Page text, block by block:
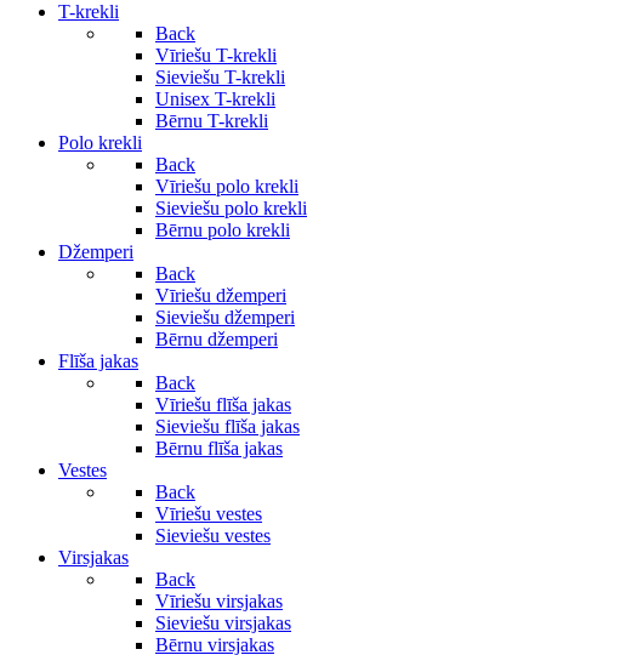
T-krekli
Back
Vīriešu T-krekli
Sieviešu T-krekli
Unisex T-krekli
Bērnu T-krekli
Polo krekli
Back
Vīriešu polo krekli
Sieviešu polo krekli
Bērnu polo krekli
Džemperi
Back
Vīriešu džemperi
Sieviešu džemperi
Bērnu džemperi
Flīša jakas
Back
Vīriešu flīša jakas
Sieviešu flīša jakas
Bērnu flīša jakas
Vestes
Back
Vīriešu vestes
Sieviešu vestes
Virsjakas
Back
Vīriešu virsjakas
Sieviešu virsjakas
Bērnu virsjakas